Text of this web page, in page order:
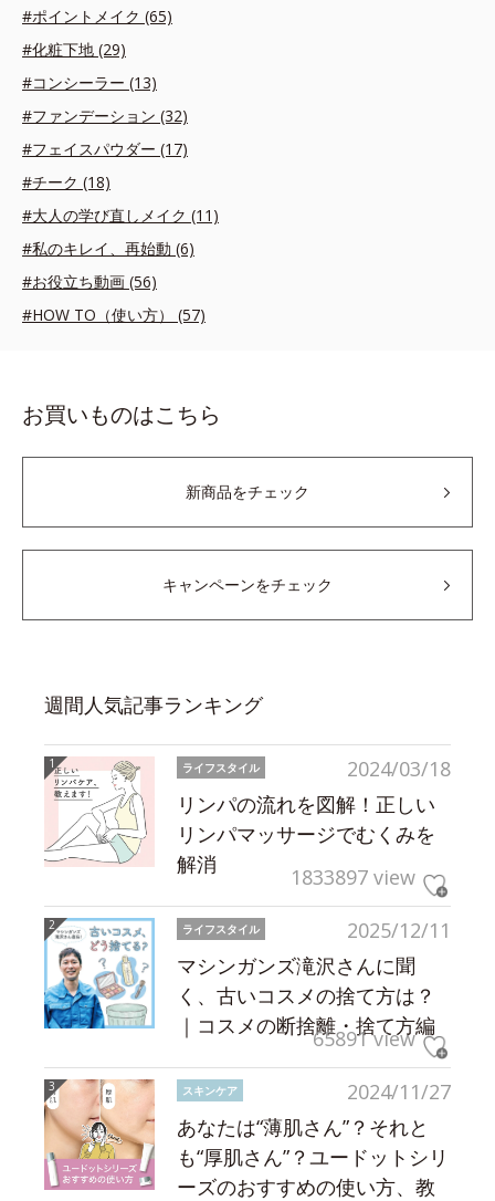
#ポイントメイク (65)
#化粧下地 (29)
#コンシーラー (13)
#ファンデーション (32)
#フェイスパウダー (17)
#チーク (18)
#大人の学び直しメイク (11)
#私のキレイ、再始動 (6)
#お役立ち動画 (56)
#HOW TO（使い方） (57)
お買いものはこちら
新商品をチェック
キャンペーンをチェック
週間人気記事ランキング
2024/03/18
ライフスタイル
リンパの流れを図解！正しい
リンパマッサージでむくみを
解消
1833897 view
2025/12/11
ライフスタイル
マシンガンズ滝沢さんに聞
く、古いコスメの捨て方は？
｜コスメの断捨離・捨て方編
65891 view
2024/11/27
スキンケア
あなたは“薄肌さん”？それと
も“厚肌さん”？ユードットシリ
ーズのおすすめの使い方、教